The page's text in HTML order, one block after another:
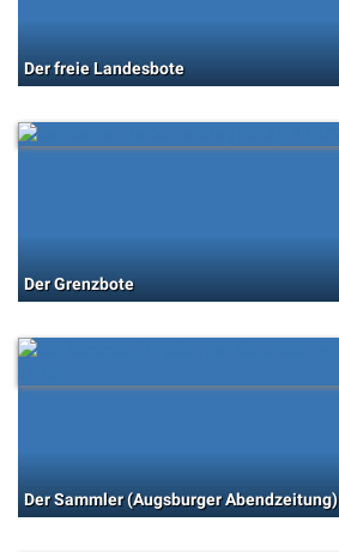
Der freie Landesbote
Der Grenzbote
Der Sammler (Augsburger Abendzeitung)